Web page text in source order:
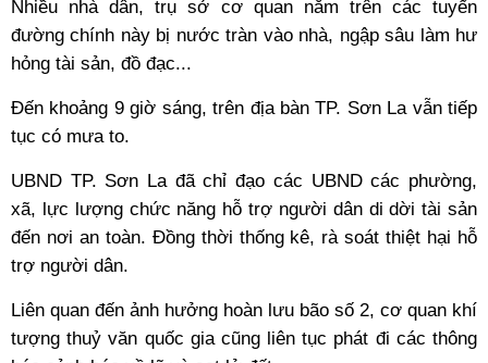
Nhiều nhà dân, trụ sở cơ quan nằm trên các tuyến
đường chính này bị nước tràn vào nhà, ngập sâu làm hư
hỏng tài sản, đồ đạc...
Đến khoảng 9 giờ sáng, trên địa bàn TP. Sơn La vẫn tiếp
tục có mưa to.
UBND TP. Sơn La đã chỉ đạo các UBND các phường,
xã, lực lượng chức năng hỗ trợ người dân di dời tài sản
đến nơi an toàn. Đồng thời thống kê, rà soát thiệt hại hỗ
trợ người dân.
Liên quan đến ảnh hưởng hoàn lưu bão số 2, cơ quan khí
tượng thuỷ văn quốc gia cũng liên tục phát đi các thông